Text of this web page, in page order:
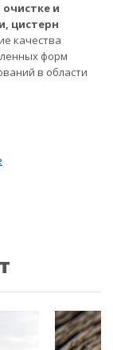
очистке и
цистерн
качества
форм
в области